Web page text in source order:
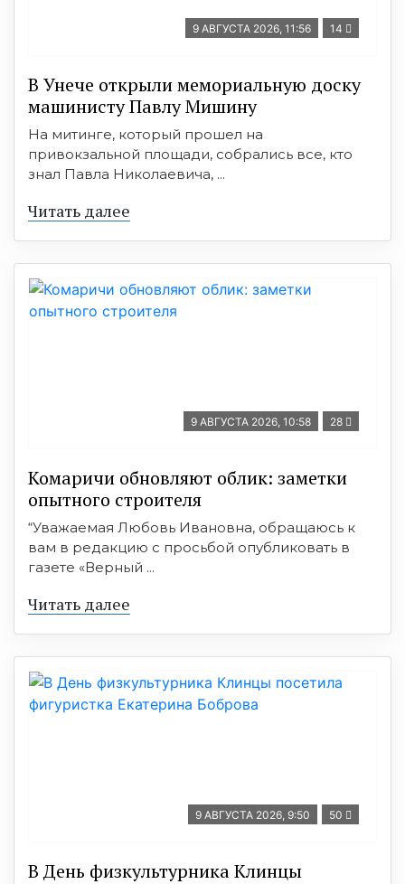
9 АВГУСТА 2026, 11:56 14
В Унече открыли мемориальную доску
машинисту Павлу Мишину
На митинге, который прошел на
привокзальной площади, собрались все, кто
знал Павла Николаевича, ...
Читать далее
9 АВГУСТА 2026, 10:58 28
Комаричи обновляют облик: заметки
опытного строителя
“Уважаемая Любовь Ивановна, обращаюсь к
вам в редакцию с просьбой опубликовать в
газете «Верный ...
Читать далее
9 АВГУСТА 2026, 9:50 50
В День физкультурника Клинцы